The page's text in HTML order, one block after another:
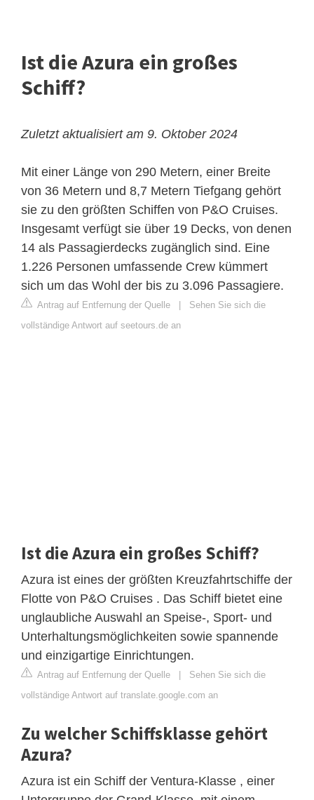
Ist die Azura ein großes
Schiff?
Zuletzt aktualisiert am 9. Oktober 2024
Mit einer Länge von 290 Metern, einer Breite
von 36 Metern und 8,7 Metern Tiefgang gehört
sie zu den größten Schiffen von P&O Cruises.
Insgesamt verfügt sie über 19 Decks, von denen
14 als Passagierdecks zugänglich sind. Eine
1.226 Personen umfassende Crew kümmert
sich um das Wohl der bis zu 3.096 Passagiere.
Antrag auf Entfernung der Quelle
Sehen Sie sich die
vollständige Antwort auf seetours.de an
Ist die Azura ein großes Schiff?
Azura ist eines der größten Kreuzfahrtschiffe der
Flotte von P&O Cruises . Das Schiff bietet eine
unglaubliche Auswahl an Speise-, Sport- und
Unterhaltungsmöglichkeiten sowie spannende
und einzigartige Einrichtungen.
Antrag auf Entfernung der Quelle
Sehen Sie sich die
vollständige Antwort auf translate.google.com an
Zu welcher Schiffsklasse gehört
Azura?
Azura ist ein Schiff der Ventura-Klasse , einer